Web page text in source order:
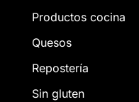
Productos cocina
Quesos
Repostería
Sin gluten